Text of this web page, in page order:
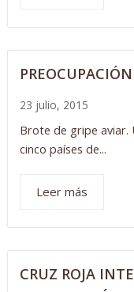
23 julio, 2015
Brote de gripe aviar.
cinco países de...
Leer más
CRUZ ROJA